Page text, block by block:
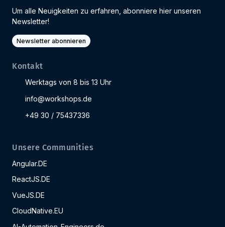
Um alle Neuigkeiten zu erfahren, abonniere hier unseren
Newsletter!
Newsletter abonnieren
Kontakt
Werktags von 8 bis 13 Uhr
info@workshops.de
+49 30 / 75437336
Unsere Communities
Angular.DE
ReactJS.DE
VueJS.DE
CloudNative.EU